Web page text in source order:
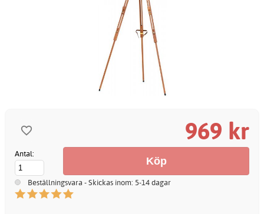
969 kr
Antal:
Beställningsvara - Skickas inom: 5-14 dagar